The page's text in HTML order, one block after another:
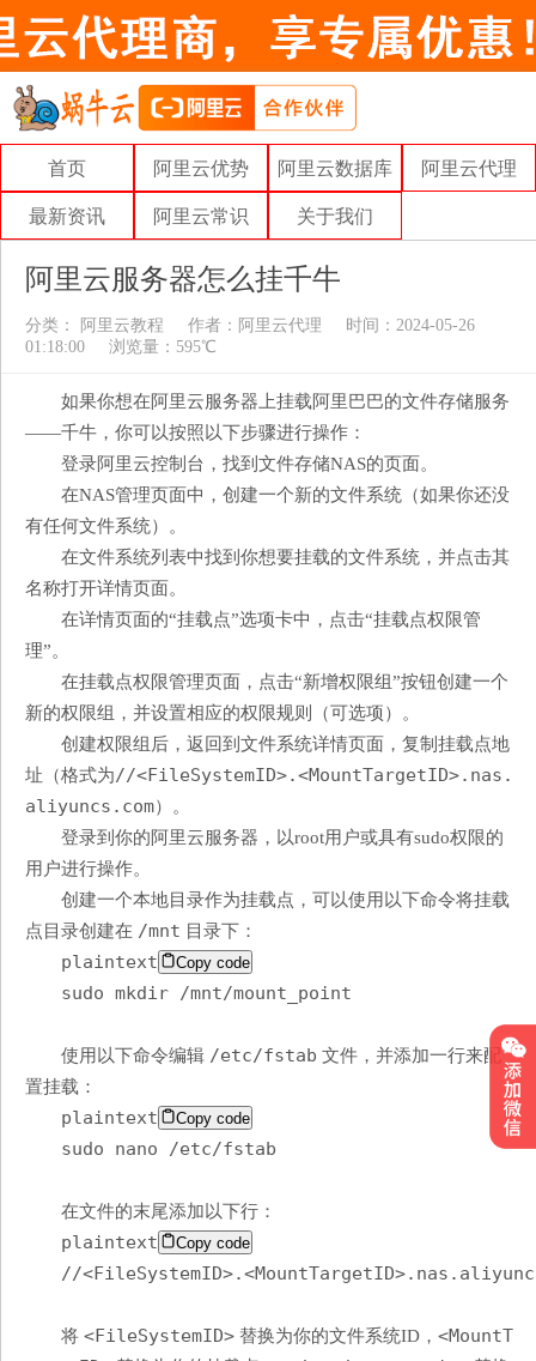
首页 阿里云优势 阿里云数据库 阿里云代理
最新资讯 阿里云常识 关于我们
阿里云服务器怎么挂千牛
分类： 阿里云教程 作者： 阿里云代理
时间：2024-05-26
01:18:00
浏览量：595℃
如果你想在阿里云服务器上挂载阿里巴巴的文件存储服务
——千牛，你可以按照以下步骤进行操作：
登录阿里云控制台，找到文件存储NAS的页面。
在NAS管理页面中，创建一个新的文件系统（如果你还没
有任何文件系统）。
在文件系统列表中找到你想要挂载的文件系统，并点击其
名称打开详情页面。
在详情页面的“挂载点”选项卡中，点击“挂载点权限管
理”。
在挂载点权限管理页面，点击“新增权限组”按钮创建一个
新的权限组，并设置相应的权限规则（可选项）。
创建权限组后，返回到文件系统详情页面，复制挂载点地
址（格式为//<FileSystemID>.<MountTargetID>.nas.
aliyuncs.com）。
登录到你的阿里云服务器，以root用户或具有sudo权限的
用户进行操作。
创建一个本地目录作为挂载点，可以使用以下命令将挂载
点目录创建在 /mnt 目录下：
plaintext Copy code
sudo mkdir /mnt/mount_point
使用以下命令编辑 /etc/fstab 文件，并添加一行来配
置挂载：
plaintext Copy code
sudo nano /etc/fstab
在文件的末尾添加以下行：
plaintext Copy code
//
将 <FileSystemID> 替换为你的文件系统ID， <MountT